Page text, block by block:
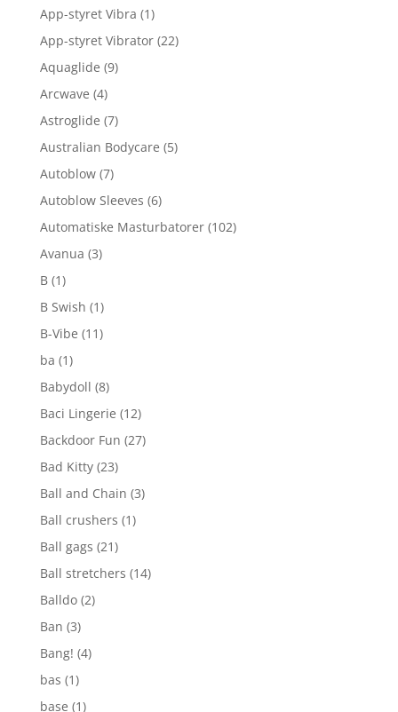
App-styret Vibra (1)
App-styret Vibrator (22)
Aquaglide (9)
Arcwave (4)
Astroglide (7)
Australian Bodycare (5)
Autoblow (7)
Autoblow Sleeves (6)
Automatiske Masturbatorer (102)
Avanua (3)
B (1)
B Swish (1)
B-Vibe (11)
ba (1)
Babydoll (8)
Baci Lingerie (12)
Backdoor Fun (27)
Bad Kitty (23)
Ball and Chain (3)
Ball crushers (1)
Ball gags (21)
Ball stretchers (14)
Balldo (2)
Ban (3)
Bang! (4)
bas (1)
base (1)